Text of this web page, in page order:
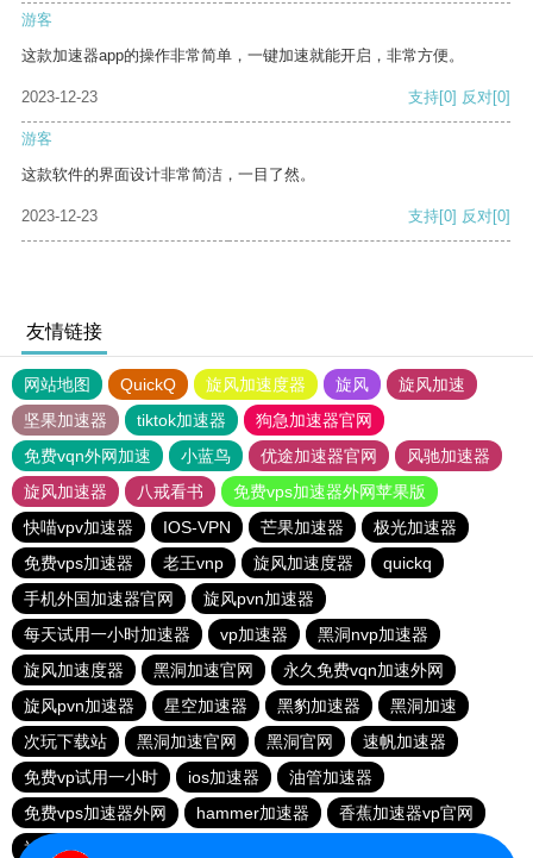
游客
这款加速器app的操作非常简单，一键加速就能开启，非常方便。
2023-12-23 支持[0] 反对[0]
游客
这款软件的界面设计非常简洁，一目了然。
2023-12-23 支持[0] 反对[0]
友情链接
网站地图 QuickQ 旋风加速度器 旋风
旋风加速
坚果加速器
tiktok加速器
狗急加速器官网
免费vqn外网加速
小蓝鸟 优途加速器官网
风驰加速器
旋风加速器
八戒看书
免费vps加速器外网苹果版
快喵vpv加速器
IOS-VPN 芒果加速器
极光加速器
免费vps加速器
老王vnp 旋风加速度器
quickq
手机外国加速器官网
旋风pvn加速器
每天试用一小时加速器
vp加速器
黑洞nvp加速器
旋风加速度器
黑洞加速官网
永久免费vqn加速外网
旋风pvn加速器
星空加速器 黑豹加速器
黑洞加速
次玩下载站
黑洞加速官网 黑洞官网
速帆加速器
免费vp试用一小时
ios加速器
油管加速器
免费vps加速器外网
hammer加速器
香蕉加速器vp官网
神灯vp加速器官网